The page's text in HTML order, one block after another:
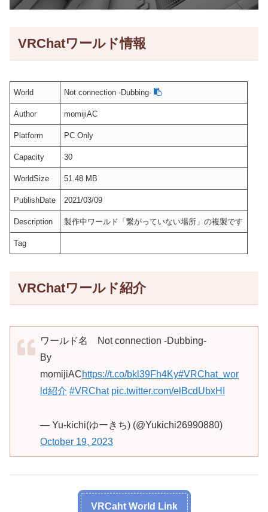
VRChatワールド情報
World Not connection -Dubbing-
Author momijiAC
Platform PC Only
Capacity 30
WorldSize 51.48 MB
PublishDate 2021/03/09
Description 製作中ワールド「繋がっていない場所」の複製です
Tag
VRChatワールド紹介
ワールド名 Not connection -Dubbing-
By
momijiAChttps://t.co/bkl39Fh4Ky#VRChat_wor
ld紹介 #VRChat pic.twitter.com/elBcdUbxHI
— Yu-kichi(ゆーきち) (@Yukichi26990880)
October 19, 2023
VRCaht World Link